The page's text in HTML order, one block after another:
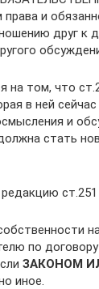
и
друг к
на том, что
в ней
и
стать
по
ЗАКОНОМ
иное.